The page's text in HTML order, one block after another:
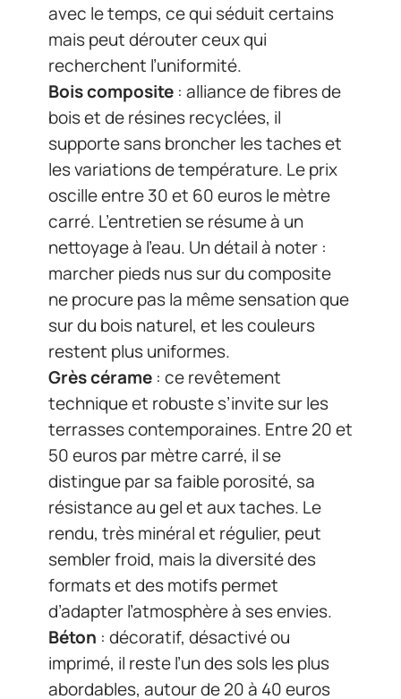
avec le temps, ce qui séduit certains
mais peut dérouter ceux qui
recherchent l’uniformité.
Bois composite : alliance de fibres de
bois et de résines recyclées, il
supporte sans broncher les taches et
les variations de température. Le prix
oscille entre 30 et 60 euros le mètre
carré. L’entretien se résume à un
nettoyage à l’eau. Un détail à noter :
marcher pieds nus sur du composite
ne procure pas la même sensation que
sur du bois naturel, et les couleurs
restent plus uniformes.
Grès cérame : ce revêtement
technique et robuste s’invite sur les
terrasses contemporaines. Entre 20 et
50 euros par mètre carré, il se
distingue par sa faible porosité, sa
résistance au gel et aux taches. Le
rendu, très minéral et régulier, peut
sembler froid, mais la diversité des
formats et des motifs permet
d’adapter l’atmosphère à ses envies.
Béton : décoratif, désactivé ou
imprimé, il reste l’un des sols les plus
abordables, autour de 20 à 40 euros